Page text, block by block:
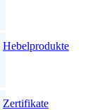
Hebelprodukte
Zertifikate